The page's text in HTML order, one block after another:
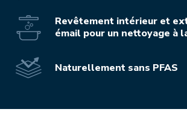
Revêtement intérieur et
émail pour un nettoyage à
Naturellement sans PFAS